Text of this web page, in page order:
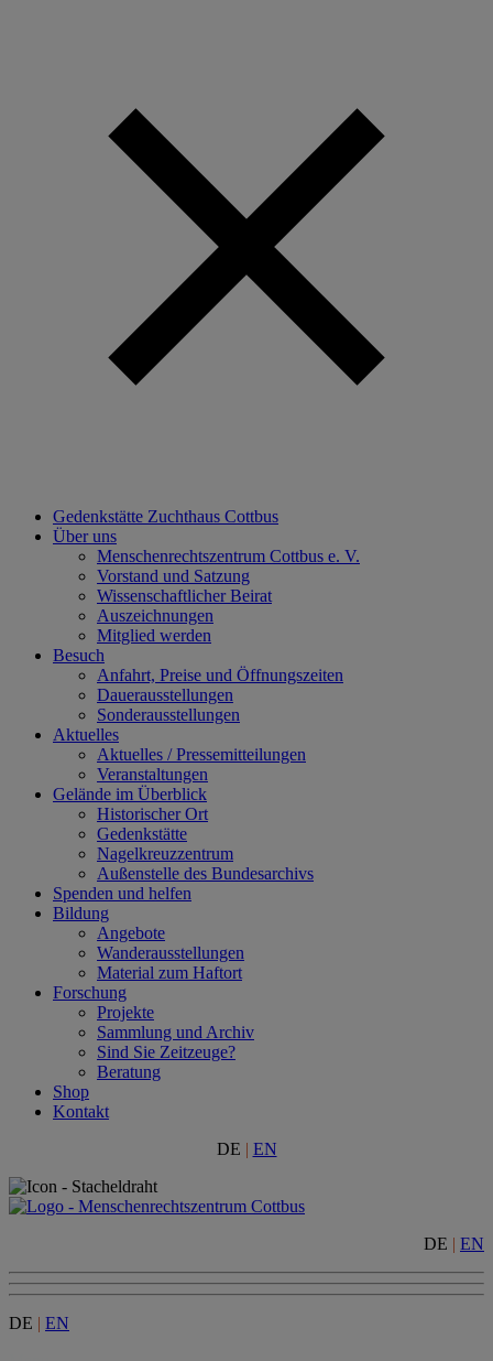
Gedenkstätte Zuchthaus Cottbus
Über uns
Menschenrechtszentrum Cottbus e. V.
Vorstand und Satzung
Wissenschaftlicher Beirat
Auszeichnungen
Mitglied werden
Besuch
Anfahrt, Preise und Öffnungszeiten
Dauerausstellungen
Sonderausstellungen
Aktuelles
Aktuelles / Pressemitteilungen
Veranstaltungen
Gelände im Überblick
Historischer Ort
Gedenkstätte
Nagelkreuzzentrum
Außenstelle des Bundesarchivs
Spenden und helfen
Bildung
Angebote
Wanderausstellungen
Material zum Haftort
Forschung
Projekte
Sammlung und Archiv
Sind Sie Zeitzeuge?
Beratung
Shop
Kontakt
DE | EN
DE | EN
DE | EN